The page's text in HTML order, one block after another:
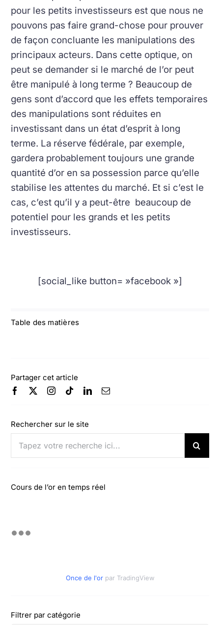
Table des matières
Partager cet article
Rechercher sur le site
Rechercher:
Cours de l’or en temps réel
Once de l'or par TradingView
Filtrer par catégorie
pour les petits investisseurs est que nous ne
pouvons pas faire grand-chose pour prouver
de façon concluante les manipulations des
principaux acteurs. Dans cette optique, on
peut se demander si le marché de l’or peut
être manipulé à long terme ? Beaucoup de
gens sont d’accord que les effets temporaires
des manipulations sont réduites en
investissant dans un état d’esprit à long
terme. La réserve fédérale, par exemple,
gardera probablement toujours une grande
quantité d’or en sa possession parce qu’elle
stabilise les attentes du marché. Et si c’est le
cas, c’est qu’il y a peut-être beaucoup de
potentiel pour les grands et les petits
investisseurs.
[social_like button= »facebook »]